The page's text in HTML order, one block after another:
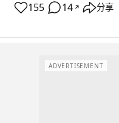
155 14 ↗ 分享
ADVERTISEMENT